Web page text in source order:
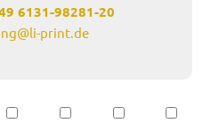
6131-98281-20
print.de